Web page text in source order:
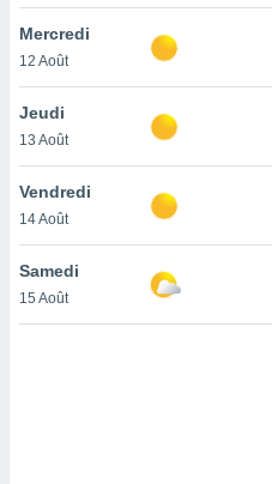
votre
à
en
le
Mercredi
12 Août
Jeudi
13 Août
Vendredi
14 Août
Samedi
15 Août